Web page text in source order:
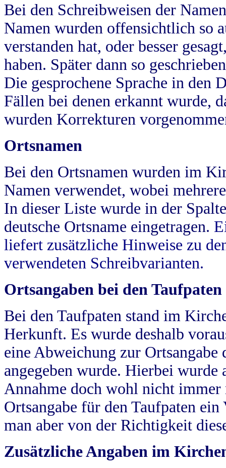
Bei den Schreibweisen der
Namen wurden offensichtlich so
verstanden hat, oder besser
haben. Später dann so
Die gesprochene Sprache in
Fällen bei denen erkannt wurde,
wurden Korrekturen
Ortsnamen
Bei den Ortsnamen wurden im
Namen verwendet, wobei
In dieser Liste wurde in der
deutsche Ortsname eingetragen.
liefert zusätzliche Hinweise zu
verwendeten Schreibvarianten.
Ortsangaben bei den Taufpaten
Bei den Taufpaten stand im
Herkunft. Es wurde deshalb
eine Abweichung zur
angegeben wurde. Hierbei wurde
Annahme doch wohl nicht
Ortsangabe für den Taufpaten
man aber von der Richtigkeit
Zusätzliche Angaben im